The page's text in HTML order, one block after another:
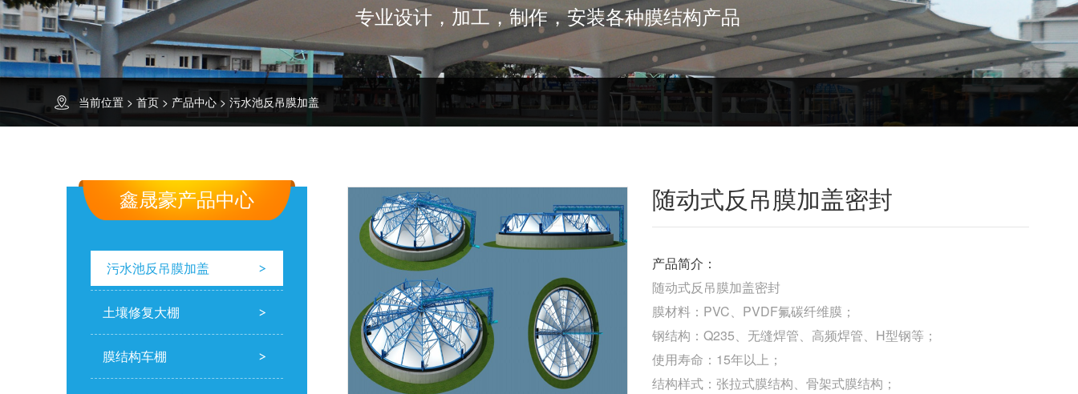
专业设计，加工，制作，安装各种膜结构产品
当前位置 > 首页 > 产品中心> 污水池反吊膜加盖
鑫晟豪产品中心
污水池反吊膜加盖
土壤修复大棚
膜结构车棚
随动式反吊膜加盖密封
产品简介：
随动式反吊膜加盖密封
膜材料：PVC、PVDF氟碳纤维膜；
钢结构：Q235、无缝焊管、高频焊管、H型钢等；
使用寿命：15年以上；
结构样式：张拉式膜结构、骨架式膜结构；